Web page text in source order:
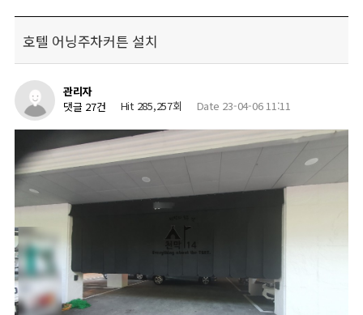
호텔 어닝주차커튼 설치
관리자
댓글 27건
Hit 285,257회 Date 23-04-06 11:11